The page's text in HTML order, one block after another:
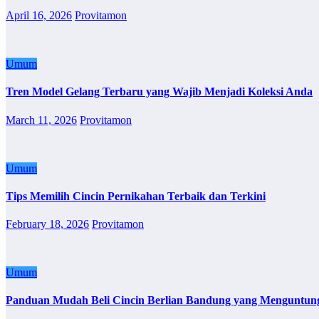
April 16, 2026 Provitamon
Umum
Tren Model Gelang Terbaru yang Wajib Menjadi Koleksi Anda
March 11, 2026 Provitamon
Umum
Tips Memilih Cincin Pernikahan Terbaik dan Terkini
February 18, 2026 Provitamon
Umum
Panduan Mudah Beli Cincin Berlian Bandung yang